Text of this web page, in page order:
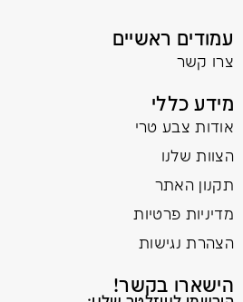
עמודים ראשיים
צרו קשר
מידע כללי
אודות צבע טרי
הצוות שלנו
תקנון האתר
מדיניות פרטיות
הצהרת נגישות
הישארו בקשר!